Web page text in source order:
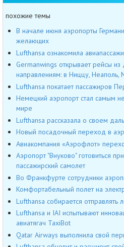
похожие темы
В начале июня аэропорты
желающих
Lufthansa ознакомила
Germanwings открывает рейсы
направлениям: в Ниццу, Неаполь,
Lufthansa покатает пассажиров
Немецкий аэропорт стал самым
мире
Lufthansa рассказала о своем
Новый посадочный переход в
Авиакомпания «Аэрофлот»
Аэропорт "Внуково" готовиться
пассажирский самолет
Во Франкфурте сотрудники
Комфортабельный полет на
Lufthansa собирается отправлять
Lufthansa и IAI испытывают
авиатягач TaxiBot
Qatar Airways выполнила свой